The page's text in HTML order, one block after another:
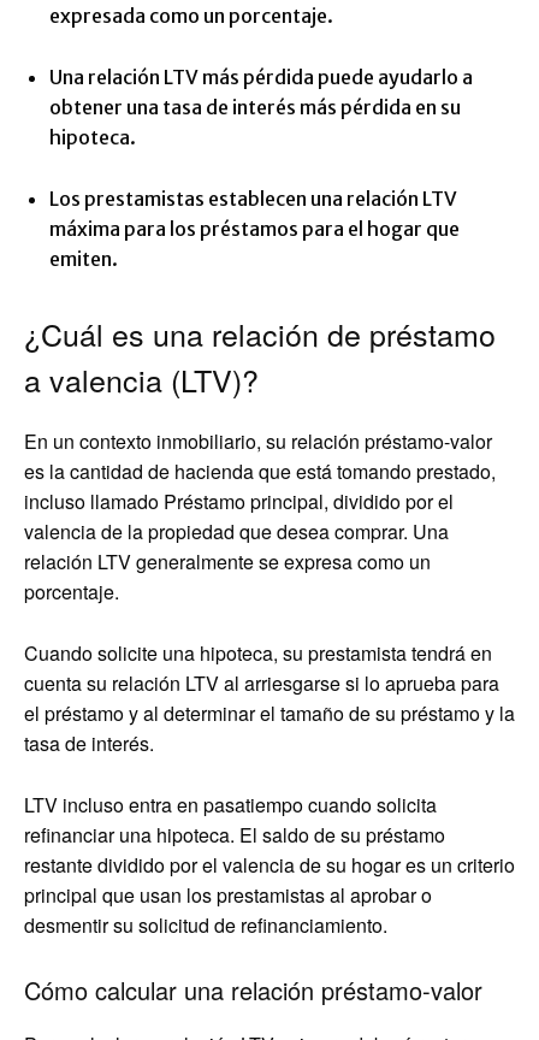
expresada como un porcentaje.
Una relación LTV más pérdida puede ayudarlo a
obtener una tasa de interés más pérdida en su
hipoteca.
Los prestamistas establecen una relación LTV
máxima para los préstamos para el hogar que
emiten.
¿Cuál es una relación de préstamo
a valencia (LTV)?
En un contexto inmobiliario, su relación préstamo-valor
es la cantidad de hacienda que está tomando prestado,
incluso llamado Préstamo principal, dividido por el
valencia de la propiedad que desea comprar. Una
relación LTV generalmente se expresa como un
porcentaje.
Cuando solicite una hipoteca, su prestamista tendrá en
cuenta su relación LTV al arriesgarse si lo aprueba para
el préstamo y al determinar el tamaño de su préstamo y la
tasa de interés.
LTV incluso entra en pasatiempo cuando solicita
refinanciar una hipoteca. El saldo de su préstamo
restante dividido por el valencia de su hogar es un criterio
principal que usan los prestamistas al aprobar o
desmentir su solicitud de refinanciamiento.
Cómo calcular una relación préstamo-valor